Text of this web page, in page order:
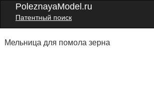
PoleznayaModel.ru
Патентный поиск
Мельница для помола зерна